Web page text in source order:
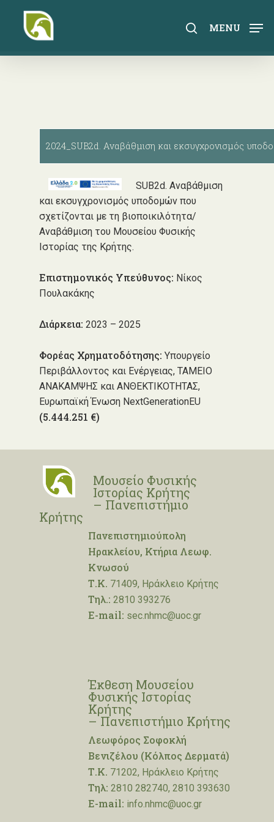
content
search
MENU
2024_SUB2d. Αναβάθμιση και εκσυγχρονισμός
SUB2d. Αναβάθμιση
και εκσυγχρονισμός υποδομών που
σχετίζονται με τη βιοποικιλότητα/
Αναβάθμιση του Μουσείου Φυσικής
Ιστορίας της Κρήτης.
Επιστημονικός Υπεύθυνος: Νίκος
Πουλακάκης
Διάρκεια: 2023 – 2025
Φορέας Χρηματοδότησης: Υπουργείο
Περιβάλλοντος και Ενέργειας, ΤΑΜΕΙΟ
ΑΝΑΚΑΜΨΗΣ και ΑΝΘΕΚΤΙΚΟΤΗΤΑΣ,
Ευρωπαϊκή Ένωση NextGenerationEU
(5.444.251 €)
Μουσείο Φυσικής
Ιστορίας Κρήτης
– Πανεπιστήμιο
Κρήτης
Πανεπιστημιούπολη
Ηρακλείου, Κτήρια Λεωφ.
Κνωσού
Τ.Κ. 71409, Ηράκλειο Κρήτης
Τηλ.: 2810 393276
E-mail: sec.nhmc@uoc.gr
Έκθεση Μουσείου
Φυσικής Ιστορίας
Κρήτης
– Πανεπιστήμιο Κρήτης
Λεωφόρος Σοφοκλή
Βενιζέλου (Κόλπος Δερματά)
Τ.Κ. 71202, Ηράκλειο Κρήτης
Τηλ: 2810 282740, 2810 393630
E-mail: info.nhmc@uoc.gr